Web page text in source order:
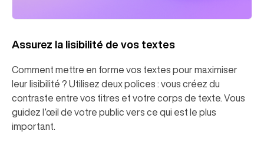
Assurez la lisibilité de vos textes
Comment mettre en forme vos textes pour maximiser
leur lisibilité ? Utilisez deux polices : vous créez du
contraste entre vos titres et votre corps de texte. Vous
guidez l’œil de votre public vers ce qui est le plus
important.